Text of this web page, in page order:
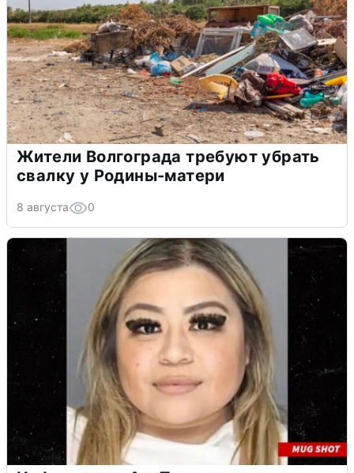
Жители Волгограда требуют убрать
свалку у Родины-матери
8 августа 0